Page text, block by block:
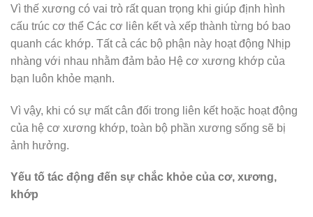
Vì thế xương có vai trò rất quan trọng khi giúp định hình
cấu trúc cơ thể Các cơ liên kết và xếp thành từng bó bao
quanh các khớp. Tất cả các bộ phận này hoạt động Nhịp
nhàng với nhau nhằm đảm bảo Hệ cơ xương khớp của
bạn luôn khỏe mạnh.
Vì vậy, khi có sự mất cân đối trong liên kết hoặc hoạt động
của hệ cơ xương khớp, toàn bộ phần xương sống sẽ bị
ảnh hưởng.
Yếu tố tác động đến sự chắc khỏe của cơ, xương,
khớp